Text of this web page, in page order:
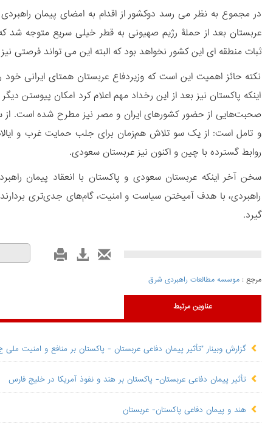
در مجموع به نظر می رسد دوکشور از اقدام به امضای پیمان
عربستان بعد از حملۀ رژیم صهیونی به قطر خیلی سریع متوجه شد
ثبات منطقه ای این کشور نخواهد بود که البته این می تواند فرصتی
نکته حائز اهمیت این است که وزیردفاع عربستان همتای ایرانی
اینکه پاکستان نیز بعد از این رخداد مهم اعلام کرد امکان پیوستن
صحبت‌هایی از حضور کشورهای ایران و مصر نیز مطرح شده است. از
و تامل است: از یک سو تلاش هم‌زمان برای جلب حمایت غرب و
روابط گسترده با چین و اکنون نیز عربستان سعودی.
سخن آخر اینکه عربستان سعودی و پاکستان با انعقاد پیمان
راهبردی، با هدف آمیختن سیاست و امنیت، گام‌های جدی‌تری بردارند.
گیرد.
مرجع :موسسه مطالعات راهبردی شرق
عناوین مرتبط
گزارش وبینار "تأثیر پیمان دفاعی عربستان - پاکستان بر منافع و امنیت ملی
تأثیر پیمان دفاعی عربستان- پاکستان بر هند و نفوذ آمریکا در خلیج فارس
هند و پیمان دفاعی پاکستان- عربستان